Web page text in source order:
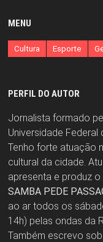
MENU
Cultura Esporte
PERFIL DO AUTOR
Jornalista formado
Universidade Federal
Tenho forte atuação
cultural da cidade.
apresenta e produz
SAMBA PEDE
ao ar todos os
14h) pelas ondas da
Também escrevo